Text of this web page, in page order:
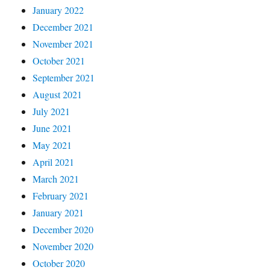
January 2022
December 2021
November 2021
October 2021
September 2021
August 2021
July 2021
June 2021
May 2021
April 2021
March 2021
February 2021
January 2021
December 2020
November 2020
October 2020